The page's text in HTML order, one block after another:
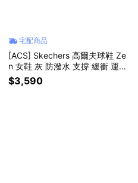
宅配商品
[ACS] Skechers 高爾夫球鞋 Ze
n 女鞋 灰 防潑水 支撐 緩衝 運動
鞋 123155GRY
$3,590